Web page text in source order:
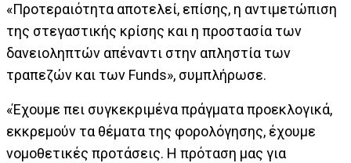
«Προτεραιότητα αποτελεί, επίσης, η αντιμετώπιση
της στεγαστικής κρίσης και η προστασία των
δανειοληπτών απέναντι στην απληστία των
τραπεζών και των Funds», συμπλήρωσε.
«Έχουμε πει συγκεκριμένα πράγματα προεκλογικά,
εκκρεμούν τα θέματα της φορολόγησης, έχουμε
νομοθετικές προτάσεις. Η πρόταση μας για